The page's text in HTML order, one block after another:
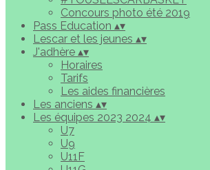
Concours photo été 2019
Pass Education ▴▾
Lescar et les jeunes ▴▾
J'adhère ▴▾
Horaires
Tarifs
Les aides financières
Les anciens ▴▾
Les équipes 2023 2024 ▴▾
U7
U9
U11F